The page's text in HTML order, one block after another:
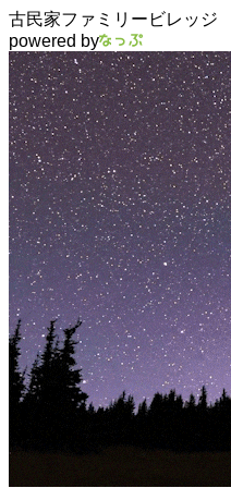
古民家ファミリービレッ
powered by